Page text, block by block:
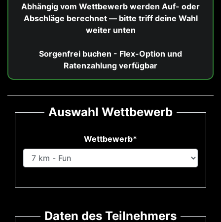
Abhängig vom Wettbewerb werden Auf- oder
Abschläge berechnet — bitte triff deine Wahl
weiter unten
Sorgenfrei buchen - Flex-Option und
Ratenzahlung verfügbar
Auswahl Wettbewerb
Wettbewerb*
Daten des Teilnehmers